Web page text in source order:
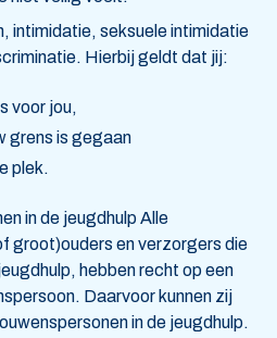
intimidatie, seksuele intimidatie
Hierbij geldt dat jij:
voor jou,
grens is gegaan
plek.
in de jeugdhulp Alle
groot)ouders en verzorgers die
hebben recht op een
Daarvoor kunnen zij
in de jeugdhulp.